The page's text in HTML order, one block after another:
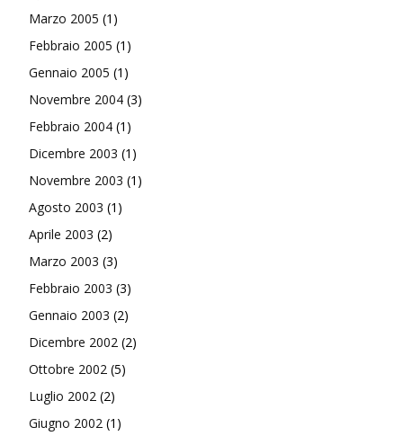
Marzo 2005 (1)
Febbraio 2005 (1)
Gennaio 2005 (1)
Novembre 2004 (3)
Febbraio 2004 (1)
Dicembre 2003 (1)
Novembre 2003 (1)
Agosto 2003 (1)
Aprile 2003 (2)
Marzo 2003 (3)
Febbraio 2003 (3)
Gennaio 2003 (2)
Dicembre 2002 (2)
Ottobre 2002 (5)
Luglio 2002 (2)
Giugno 2002 (1)